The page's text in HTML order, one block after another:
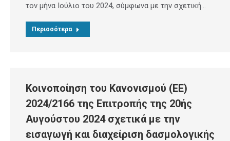
τον μήνα Ιούλιο του 2024, σύμφωνα με την σχετική…
Περισσότερα
Κοινοποίηση του Κανονισμού (ΕΕ)
2024/2166 της Επιτροπής της 20ής
Αυγούστου 2024 σχετικά με την
εισαγωγή και διαχείριση δασμολογικής